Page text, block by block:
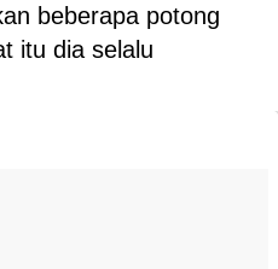
beberapa potong
itu dia selalu